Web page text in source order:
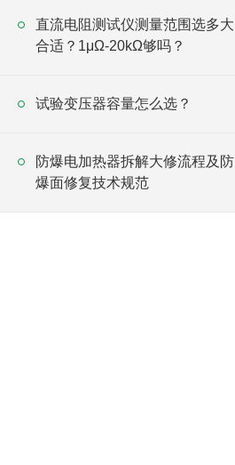
直流电阻测试仪测量范围选多大
合适？1μΩ-20kΩ够吗？
试验变压器容量怎么选？
防爆电加热器拆解大修流程及防
爆面修复技术规范